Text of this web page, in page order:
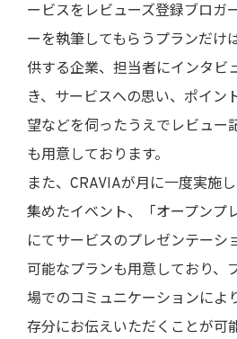
ービスをレビューズ登録ブロガ
ーを執筆してもらうプランだけ
供する企業、担当者にインタビ
き、サービスへの思い、ポイン
望などを伺ったうえでレビュー
も用意しております。
また、CRAVIAが月に一度実施
集めたイベント、「オープンプ
にてサービスのプレゼンテーシ
可能なプランも用意しており、
場でのコミュニケーションによ
存分にお伝えいただくことが可